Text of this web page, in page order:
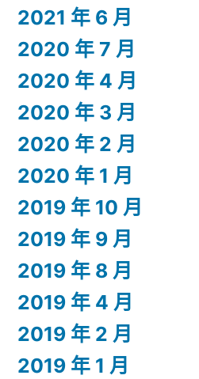
2021 年 6 月
2020 年 7 月
2020 年 4 月
2020 年 3 月
2020 年 2 月
2020 年 1 月
2019 年 10 月
2019 年 9 月
2019 年 8 月
2019 年 4 月
2019 年 2 月
2019 年 1 月